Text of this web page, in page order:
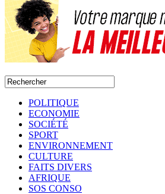
POLITIQUE
ECONOMIE
SOCIÉTÉ
SPORT
ENVIRONNEMENT
CULTURE
FAITS DIVERS
AFRIQUE
SOS CONSO